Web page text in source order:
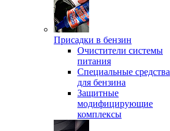
Присадки в бензин
Очистители системы
питания
Специальные срeдства
для бензина
Защитные
модифицирующие
комплексы